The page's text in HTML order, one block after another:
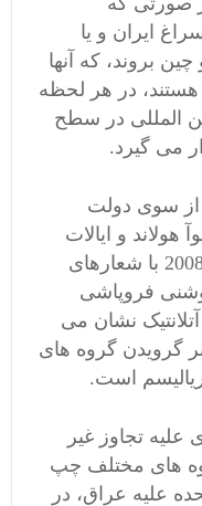
ایران و یا
بروند، که آنها
هستند، در هر لحظه
المللی در سطح
می گیرد.
از سوی دولت
و ایالات
متحده به رهبری دولتی که سال 2008 با شعارهای
فروپاشی
نشان می
گرویدن گروه های
است.
تجاوز غیر
های مختلف چپ
علیه عراق، در